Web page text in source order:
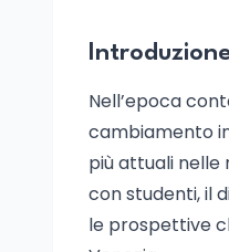
Nell’epoca
cambiamento
più attuali nelle
con studenti, il
le prospettive